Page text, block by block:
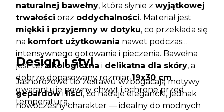
naturalnej bawełny, która słynie z wyjątkowej
trwałości oraz oddychalności. Materiał jest
miękki i przyjemny w dotyku, co przekłada się
na komfort użytkowania nawet podczas
intensywnego gotowania i pieczenia. Bawełna
jest teżekologiczna i delikatna dla skóry, a
dobrze dopasowany rozmiar19x30 cm
gwarantuje pewny chwyt i ochronę przed
temperaturą.
Design i styl
Jasnoróżowe tło zestawu wzbogacają motywy
gepardówiliści, co nadaje elegancki, jednak
nowoczesny charakter — idealny do modnych